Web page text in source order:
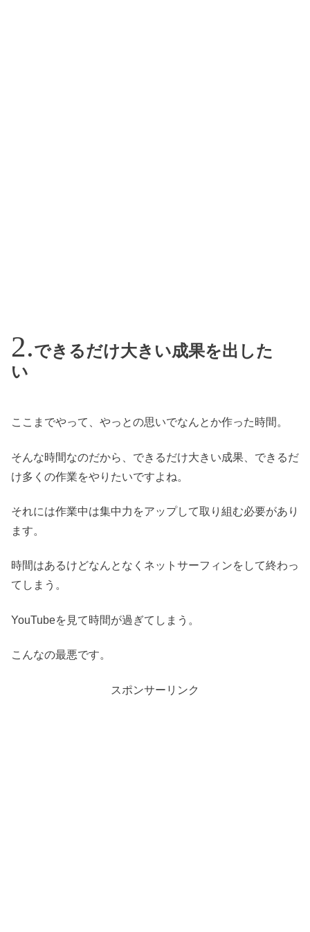
できるだけ大きい成果を出した
い
ここまでやって、やっとの思いでなんとか作った時間。
そんな時間なのだから、できるだけ大きい成果、できるだ
け多くの作業をやりたいですよね。
それには作業中は集中力をアップして取り組む必要があり
ます。
時間はあるけどなんとなくネットサーフィンをして終わっ
てしまう。
YouTubeを見て時間が過ぎてしまう。
こんなの最悪です。
スポンサーリンク